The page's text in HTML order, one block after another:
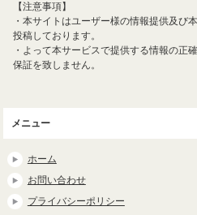
【注意事項】
・本サイトはユーザー様の情報提供及び
投稿しております。
・よって本サービスで提供する情報の正
保証を致しません。
メニュー
ホーム
お問い合わせ
プライバシーポリシー